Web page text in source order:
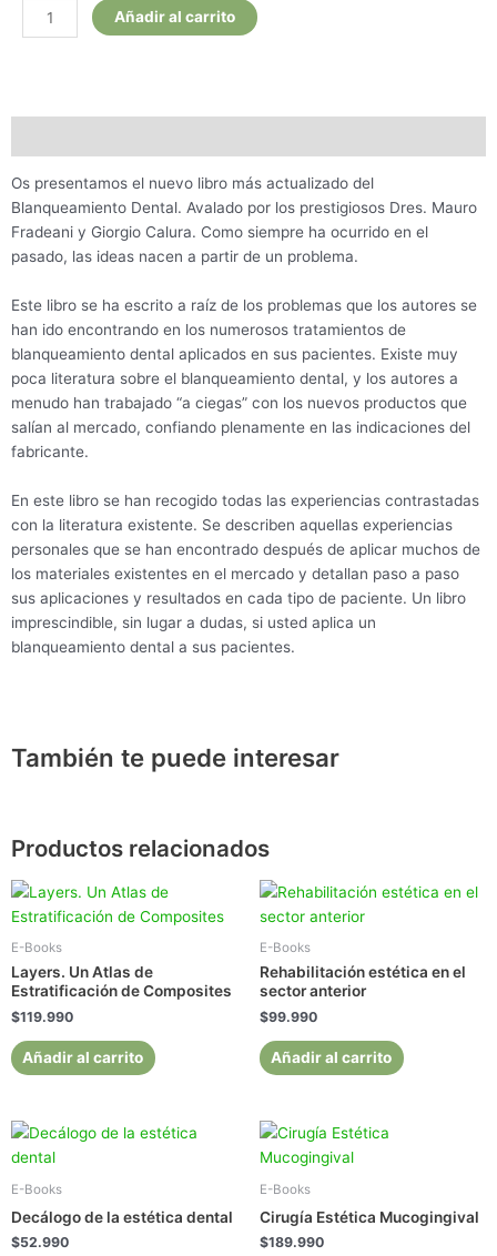
Blanqueamiento
Dental,
cantidad
Añadir al carrito
Os presentamos el nuevo libro más actualizado del
Blanqueamiento Dental. Avalado por los prestigiosos Dres. Mauro
Fradeani y Giorgio Calura. Como siempre ha ocurrido en el
pasado, las ideas nacen a partir de un problema.
Este libro se ha escrito a raíz de los problemas que los autores se
han ido encontrando en los numerosos tratamientos de
blanqueamiento dental aplicados en sus pacientes. Existe muy
poca literatura sobre el blanqueamiento dental, y los autores a
menudo han trabajado “a ciegas” con los nuevos productos que
salían al mercado, confiando plenamente en las indicaciones del
fabricante.
En este libro se han recogido todas las experiencias contrastadas
con la literatura existente. Se describen aquellas experiencias
personales que se han encontrado después de aplicar muchos de
los materiales existentes en el mercado y detallan paso a paso
sus aplicaciones y resultados en cada tipo de paciente. Un libro
imprescindible, sin lugar a dudas, si usted aplica un
blanqueamiento dental a sus pacientes.
También te puede interesar
Productos relacionados
E-Books
Layers. Un Atlas de
Estratificación de Composites
$119.990
Añadir al carrito
E-Books
Rehabilitación estética en el
sector anterior
$99.990
Añadir al carrito
E-Books
Decálogo de la estética dental
$52.990
E-Books
Cirugía Estética Mucogingival
$189.990